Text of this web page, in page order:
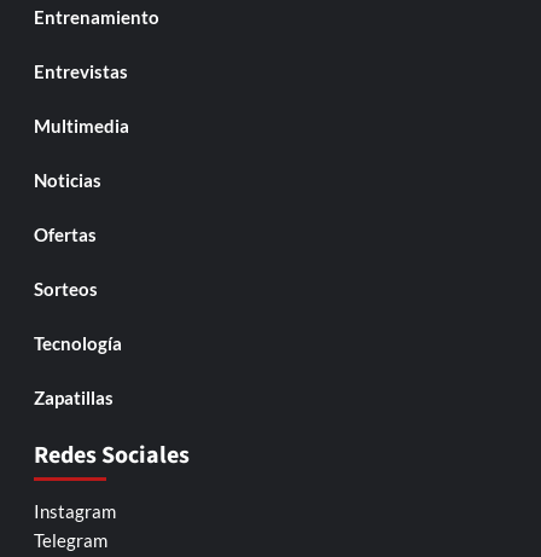
Entrenamiento
Entrevistas
Multimedia
Noticias
Ofertas
Sorteos
Tecnología
Zapatillas
Redes Sociales
Instagram
Telegram